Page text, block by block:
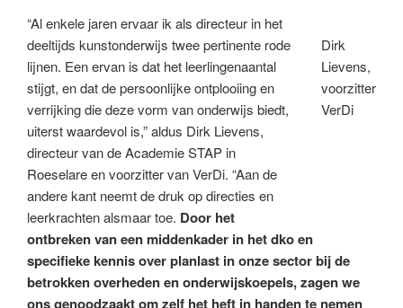
Dirk
Lievens,
voorzitter
VerDi
“Al enkele jaren ervaar ik als directeur in het
deeltijds kunstonderwijs twee pertinente rode
lijnen. Een ervan is dat het leerlingenaantal
stijgt, en dat de persoonlijke ontplooiing en
verrijking die deze vorm van onderwijs biedt,
uiterst waardevol is,” aldus Dirk Lievens,
directeur van de Academie STAP in
Roeselare en voorzitter van VerDi. “Aan de
andere kant neemt de druk op directies en
leerkrachten alsmaar toe. Door het
ontbreken van een middenkader in het dko en
specifieke kennis over planlast in onze sector bij de
betrokken overheden en onderwijskoepels, zagen we
ons genoodzaakt om zelf het heft in handen te nemen